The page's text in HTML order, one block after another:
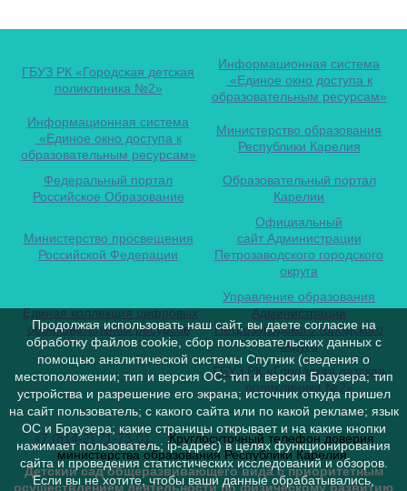
ГБУЗ РК «Городская детская
поликлиника №2»
Информационная система
«Единое окно доступа к
образовательным ресурсам»
Информационная система
«Единое окно доступа к
образовательным ресурсам»
Министерство образования
Республики Карелия
Федеральный портал
Российское Образование
Образовательный портал
Карелии
Министерство просвещения
Российской Федерации
Официальный
сайт Администрации
Петрозаводского городского
округа
Единая коллекция цифровых
образовательных ресурсов
Управление образования
Администрации
Петрозаводского городского
округа
ГБУЗ РК «Городская детская
поликлиника №2»
+7 (814-2) 71-73-01
Круглосуточный телефон доверия
министерства образования Республики Карелия
Детский сад общеразвивающего вида с приоритетным
осуществлением деятельности по физическому развитию
Продолжая использовать наш сайт, вы даете согласие на
обработку файлов cookie, сбор пользовательских данных с
помощью аналитической системы Спутник (сведения о
местоположении; тип и версия ОС; тип и версия Браузера; тип
устройства и разрешение его экрана; источник откуда пришел
на сайт пользователь; с какого сайта или по какой рекламе; язык
ОС и Браузера; какие страницы открывает и на какие кнопки
нажимает пользователь; ip-адрес) в целях функционирования
сайта и проведения статистических исследований и обзоров.
Если вы не хотите, чтобы ваши данные обрабатывались,